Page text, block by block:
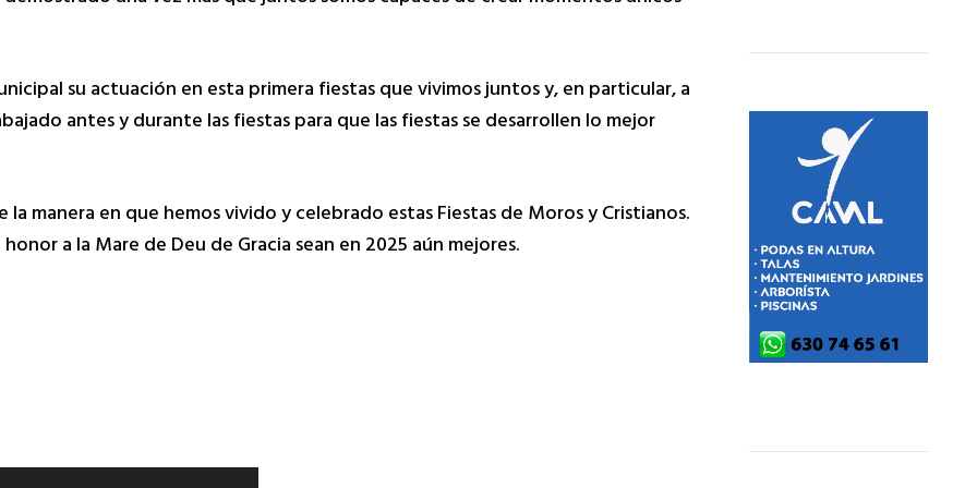
su actuación en esta primera fiestas que vivimos juntos y, en particular, a
antes y durante las fiestas para que las fiestas se desarrollen lo mejor
manera en que hemos vivido y celebrado estas Fiestas de Moros y Cristianos.
a la Mare de Deu de Gracia sean en 2025 aún mejores.